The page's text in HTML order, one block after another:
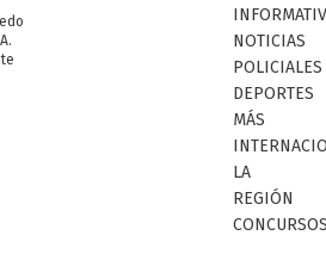
NOTICIAS
POLICIALES
DEPORTES
MÁS
LA
REGIÓN